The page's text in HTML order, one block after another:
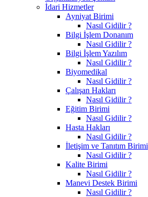
İdari Hizmetler
Ayniyat Birimi
Nasıl Gidilir ?
Bilgi İşlem Donanım
Nasıl Gidilir ?
Bilgi İşlem Yazılım
Nasıl Gidilir ?
Biyomedikal
Nasıl Gidilir ?
Çalışan Hakları
Nasıl Gidilir ?
Eğitim Birimi
Nasıl Gidilir ?
Hasta Hakları
Nasıl Gidilir ?
İletişim ve Tanıtım Birimi
Nasıl Gidilir ?
Kalite Birimi
Nasıl Gidilir ?
Manevi Destek Birimi
Nasıl Gidilir ?